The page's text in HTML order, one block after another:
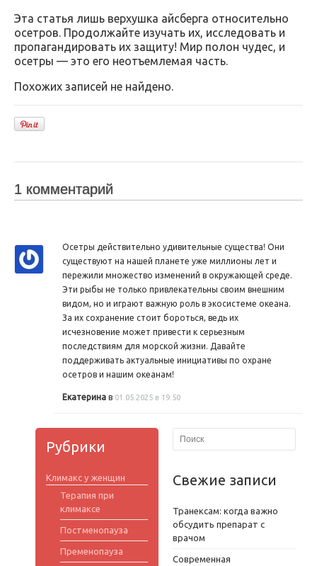
Эта статья лишь верхушка айсберга относительно
осетров. Продолжайте изучать их, исследовать и
пропагандировать их защиту! Мир полон чудес, и
осетры — это его неотъемлемая часть.
Похожих записей не найдено.
1 комментарий
Осетры действительно удивительные существа! Они
существуют на нашей планете уже миллионы лет и
пережили множество изменений в окружающей среде.
Эти рыбы не только привлекательны своим внешним
видом, но и играют важную роль в экосистеме океана.
За их сохранение стоит бороться, ведь их
исчезновение может привести к серьезным
последствиям для морской жизни. Давайте
поддерживать актуальные инициативы по охране
осетров и нашим океанам!
Екатерина в 01.05.2025 в 19:50
Рубрики
Климакс у женщин
Терапия при
климаксе
Постменопауза
Пременопауза
Свежие записи
Транексам: когда важно
обсудить препарат с
врачом
Современная